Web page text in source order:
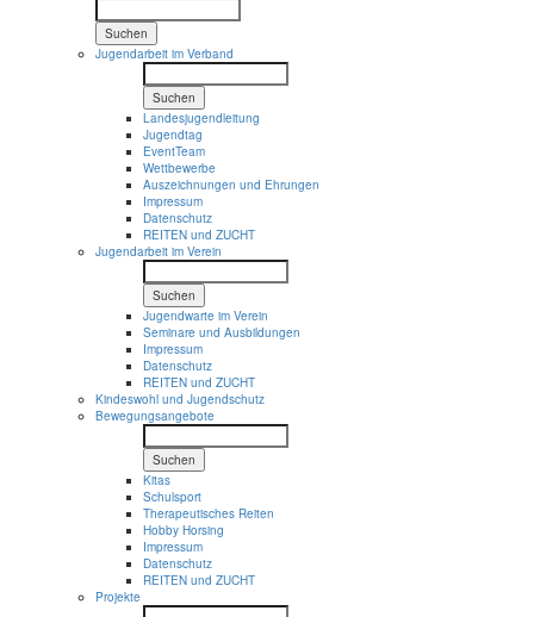
Suchen
Jugendarbeit im Verband
Suchen
Landesjugendleitung
Jugendtag
EventTeam
Wettbewerbe
Auszeichnungen und Ehrungen
Impressum
Datenschutz
REITEN und ZUCHT
Jugendarbeit im Verein
Suchen
Jugendwarte im Verein
Seminare und Ausbildungen
Impressum
Datenschutz
REITEN und ZUCHT
Kindeswohl und Jugendschutz
Bewegungsangebote
Suchen
Kitas
Schulsport
Therapeutisches Reiten
Hobby Horsing
Impressum
Datenschutz
REITEN und ZUCHT
Projekte